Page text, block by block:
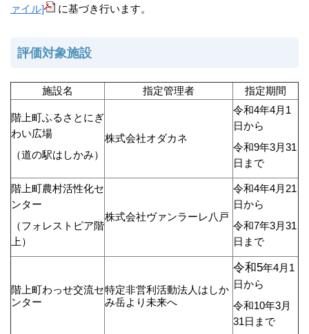
ァイル]
に基づき行います。
評価対象施設
施設名 指定管理者 指定期間
階上町ふるさとにぎ
わい広場
（道の駅はしかみ）
株式会社オダカネ
令和4年4月1
日から
令和9年3月31
日まで
階上町農村活性化セ
ンター
（フォレストピア階
上）
株式会社ヴァンラーレ八戸
令和4年4月21
日から
令和7年3月31
日まで
階上町わっせ交流セ
ンター
特定非営利活動法人はしか
み岳より未来へ
令和5年4月1
日から
令和10年3月
31日まで